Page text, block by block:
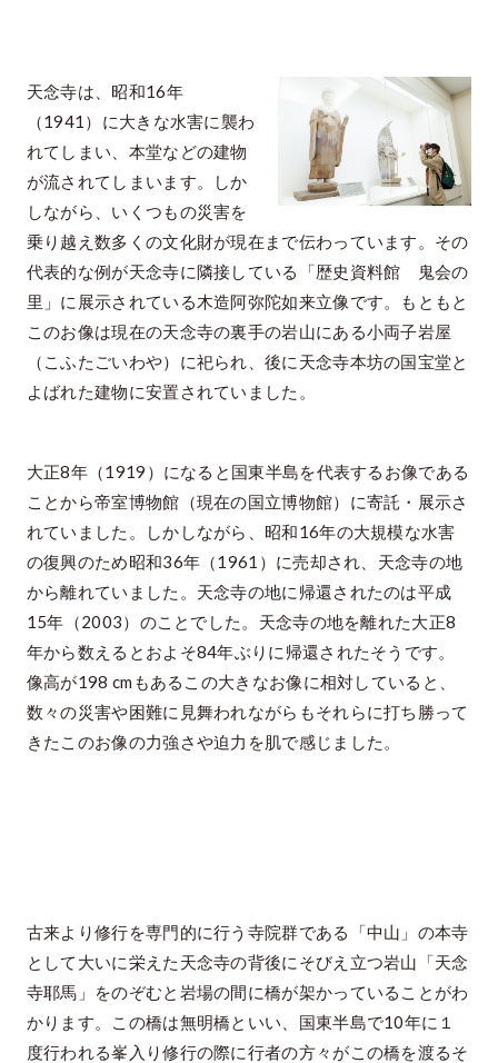
天念寺は、昭和16年
（1941）に大きな水害に襲わ
れてしまい、本堂などの建物
が流されてしまいます。しか
しながら、いくつもの災害を
乗り越え数多くの文化財が現在まで伝わっています。その
代表的な例が天念寺に隣接している「歴史資料館 鬼会の
里」に展示されている木造阿弥陀如来立像です。もともと
このお像は現在の天念寺の裏手の岩山にある小両子岩屋
（こふたごいわや）に祀られ、後に天念寺本坊の国宝堂と
よばれた建物に安置されていました。
大正8年（1919）になると国東半島を代表するお像である
ことから帝室博物館（現在の国立博物館）に寄託・展示さ
れていました。しかしながら、昭和16年の大規模な水害
の復興のため昭和36年（1961）に売却され、天念寺の地
から離れていました。天念寺の地に帰還されたのは平成
15年（2003）のことでした。天念寺の地を離れた大正8
年から数えるとおよそ84年ぶりに帰還されたそうです。
像高が198 cmもあるこの大きなお像に相対していると、
数々の災害や困難に見舞われながらもそれらに打ち勝って
きたこのお像の力強さや迫力を肌で感じました。
古来より修行を専門的に行う寺院群である「中山」の本寺
として大いに栄えた天念寺の背後にそびえ立つ岩山「天念
寺耶馬」をのぞむと岩場の間に橋が架かっていることがわ
かります。この橋は無明橋といい、国東半島で10年に１
度行われる峯入り修行の際に行者の方々がこの橋を渡るそ